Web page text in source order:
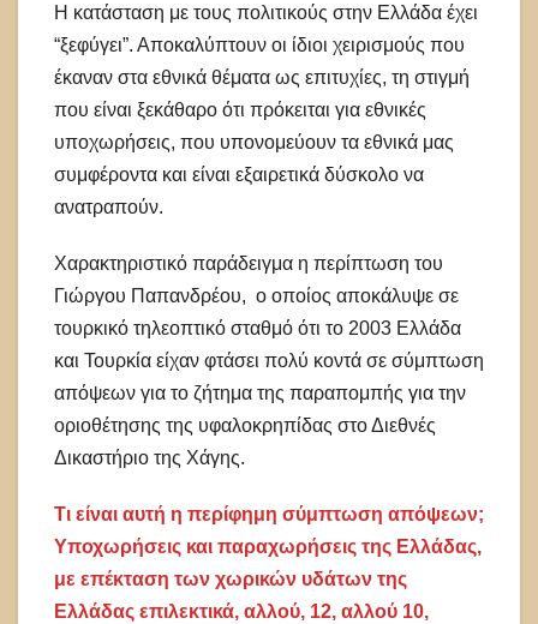
Η κατάσταση με τους πολιτικούς στην Ελλάδα έχει
“ξεφύγει”. Αποκαλύπτουν οι ίδιοι χειρισμούς που
έκαναν στα εθνικά θέματα ως επιτυχίες, τη στιγμή
που είναι ξεκάθαρο ότι πρόκειται για εθνικές
υποχωρήσεις, που υπονομεύουν τα εθνικά μας
συμφέροντα και είναι εξαιρετικά δύσκολο να
ανατραπούν.
Χαρακτηριστικό παράδειγμα η περίπτωση του
Γιώργου Παπανδρέου, ο οποίος αποκάλυψε σε
τουρκικό τηλεοπτικό σταθμό ότι το 2003 Ελλάδα
και Τουρκία είχαν φτάσει πολύ κοντά σε σύμπτωση
απόψεων για το ζήτημα της παραπομπής για την
οριοθέτησης της υφαλοκρηπίδας στο Διεθνές
Δικαστήριο της Χάγης.
Τι είναι αυτή η περίφημη σύμπτωση απόψεων;
Υποχωρήσεις και παραχωρήσεις της Ελλάδας,
με επέκταση των χωρικών υδάτων της
Ελλάδας επιλεκτικά, αλλού, 12, αλλού 10,